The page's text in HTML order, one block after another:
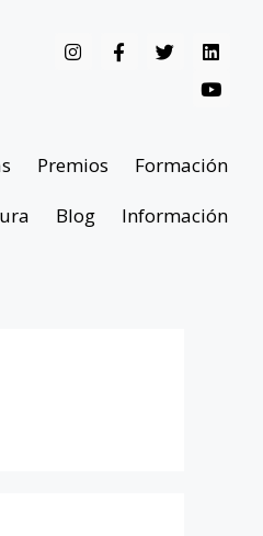
Premios
Formación
Blog Información